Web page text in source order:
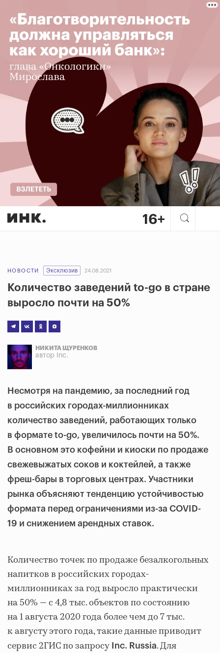
НОВОСТИ Эксклюзив 24.08.2021
Количество заведений to-go в стране
выросло почти на 50%
НИКИТА ЩУРЕНКОВ
автор Inc.
Несмотря на пандемию, за последний год
в российских городах-миллионниках
количество заведений, работающих только
в формате to-go, увеличилось почти на 50%.
В основном это кофейни и киоски по продаже
свежевыжатых соков и коктейлей, а также
фреш-бары в торговых центрах. Участники
рынка объясняют тенденцию устойчивостью
формата перед ограничениями из-за COVID-
19 и снижением арендных ставок.
Количество точек по продаже безалкогольных
напитков в российских городах-
миллионниках за год выросло практически
на 50% — с 4,8 тыс. объектов по состоянию
на 1 августа 2020 года более чем до 7 тыс.
к августу этого года, такие данные приводит
сервис 2ГИС по запросу Inc. Russia. Для